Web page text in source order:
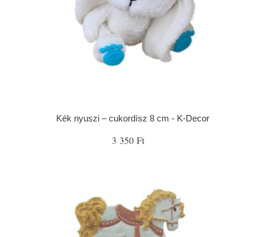
Kék nyuszi – cukordísz 8 cm - K-Decor
3 350 Ft